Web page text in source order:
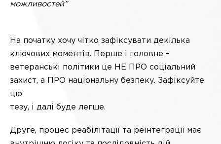
можливостей”
На початку хочу чітко зафіксувати декілька
ключових моментів. Перше і головне –
ветеранські політики це НЕ ПРО соціальний
захист, а ПРО національну безпеку. Зафіксуйте
цю
тезу, і далі буде легше.
Друге, процес реабілітації та реінтеграції має